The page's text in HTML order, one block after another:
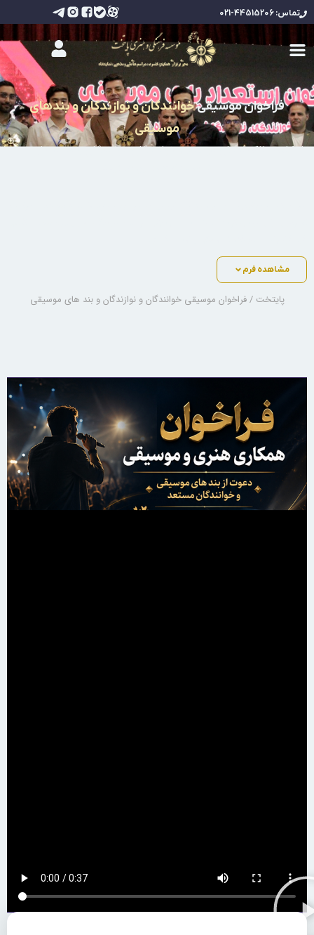
تماس: 44515206-021
فراخوان موسیقیخوانندگان و نوازندگان و بندهای
موسیقی
از کلیه علاقه مندان موسیقی ،خوانندگان ،نوازندگان و هنرمندان عزیز
مشاهده فرم
پایتخت /فراخوان موسیقی خوانندگان و نوازندگان و بند های موسیقی